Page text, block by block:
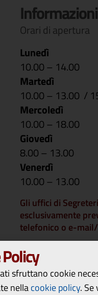
Informazioni
Orari di apertura
Lunedì
10.00 – 14.00
Martedì
10.00 – 13.00 /
Mercoledì
10.00 – 18.00
Giovedì
8.00 – 13.00
Venerdì
10.00 – 13.00
Gli uffici di
esclusivamente
telefonico o e-mail/
Si comunica che
rimarranno chiusi
14 a venerdì 21
riapriranno lunedì
sfruttano cookie
nellacookie policy. Se